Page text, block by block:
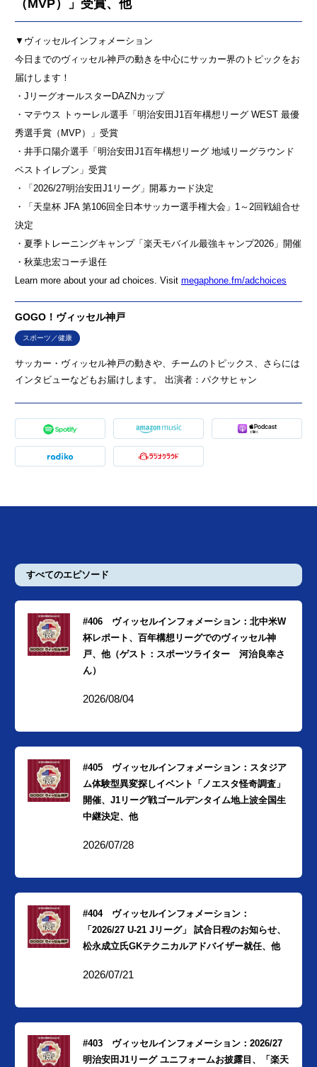
（MVP）」受賞、他
▼ヴィッセルインフォメーション
今日までのヴィッセル神戸の動きを中心にサッカー界のトピックをお
届けします！
・JリーグオールスターDAZNカップ
・マテウス トゥーレル選手「明治安田J1百年構想リーグ WEST 最優
秀選手賞（MVP）」受賞
・井手口陽介選手「明治安田J1百年構想リーグ 地域リーグラウンド
ベストイレブン」受賞
・「2026/27明治安田J1リーグ」開幕カード決定
・「天皇杯 JFA 第106回全日本サッカー選手権大会」1～2回戦組合せ
決定
・夏季トレーニングキャンプ「楽天モバイル最強キャンプ2026」開催
・秋葉忠宏コーチ退任
Learn more about your ad choices. Visit megaphone.fm/adchoices
GOGO！ヴィッセル神戸
スポーツ／健康
サッカー・ヴィッセル神戸の動きや、チームのトピックス、さらには
インタビューなどもお届けします。 出演者：パクサヒャン
すべてのエピソード
#406 ヴィッセルインフォメーション：北中米W
杯レポート、百年構想リーグでのヴィッセル神
戸、他（ゲスト：スポーツライター 河治良幸さ
ん）
2026/08/04
#405 ヴィッセルインフォメーション：スタジア
ム体験型異変探しイベント「ノエスタ怪奇調査」
開催、J1リーグ戦ゴールデンタイム地上波全国生
中継決定、他
2026/07/28
#404 ヴィッセルインフォメーション：
「2026/27 U-21 Jリーグ」 試合日程のお知らせ、
松永成立氏GKテクニカルアドバイザー就任、他
2026/07/21
#403 ヴィッセルインフォメーション：2026/27
明治安田J1リーグ ユニフォームお披露目、「楽天